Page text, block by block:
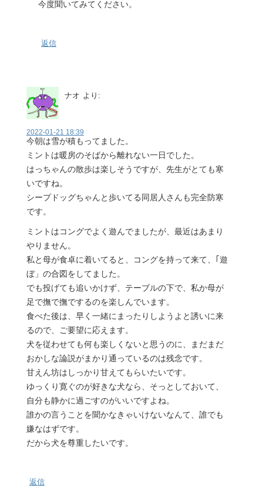
今度聞いてみてください。
返信
ナオ より:
2022-01-21 18:39
今朝は雪が積もってました。
ミントは暖房のそばから離れない一日でした。
はっちゃんの散歩は楽しそうですが、先生がとても寒
いですね。
シープドッグちゃんと歩いてる同居人さんも完全防寒
です。
ミントはコングでよく遊んでましたが、最近はあまり
やりません。
私と母が食卓に着いてると、コングを持って来て、｢遊
ぼ」の合図をしてました。
でも投げても追いかけず、テーブルの下で、私か母が
足で撫で撫でするのを楽しんでいます。
食べた後は、早く一緒にまったりしようよと誘いに来
るので、ご要望に応えます。
犬を従わせても何も楽しくないと思うのに、まだまだ
おかしな論説がまかり通っているのは残念です。
甘えん坊はしっかり甘えてもらいたいです。
ゆっくり寛ぐのが好きな犬なら、そっとしておいて、
自分も静かに過ごすのがいいですよね。
誰かの言うことを聞かなきゃいけないなんて、誰でも
嫌なはずです。
だから犬を尊重したいです。
返信